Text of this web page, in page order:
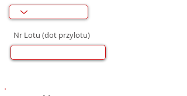
Nr Lotu (dot przylotu)